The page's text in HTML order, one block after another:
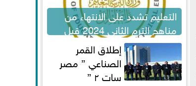
التعليم تشدد على الانتهاء من
مناهج الترم الثاني 2024 قبل
الامتحانات
إطلاق القمر
الصناعي ” مصر
سات ٢ ”